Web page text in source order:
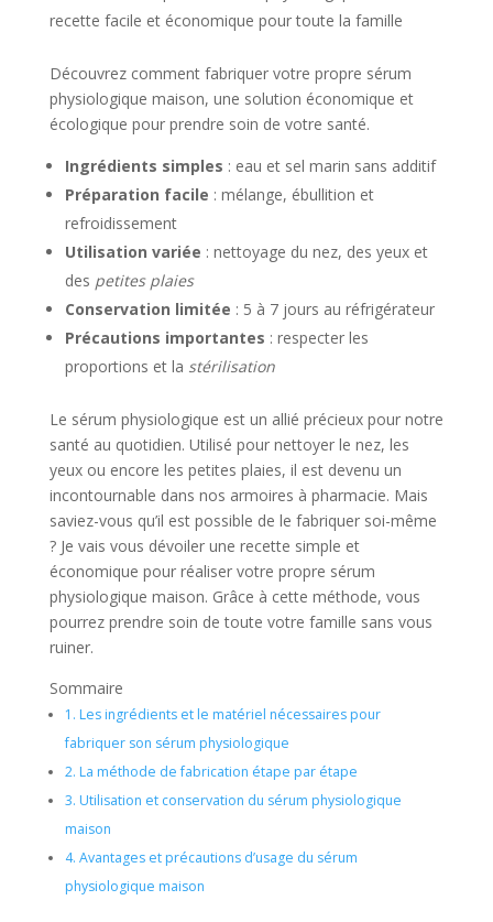
recette facile et économique pour toute la famille
Découvrez comment fabriquer votre propre sérum
physiologique maison, une solution économique et
écologique pour prendre soin de votre santé.
Ingrédients simples : eau et sel marin sans additif
Préparation facile : mélange, ébullition et
refroidissement
Utilisation variée : nettoyage du nez, des yeux et
des petites plaies
Conservation limitée : 5 à 7 jours au réfrigérateur
Précautions importantes : respecter les
proportions et la stérilisation
Le sérum physiologique est un allié précieux pour notre
santé au quotidien. Utilisé pour nettoyer le nez, les
yeux ou encore les petites plaies, il est devenu un
incontournable dans nos armoires à pharmacie. Mais
saviez-vous qu’il est possible de le fabriquer soi-même
? Je vais vous dévoiler une recette simple et
économique pour réaliser votre propre sérum
physiologique maison. Grâce à cette méthode, vous
pourrez prendre soin de toute votre famille sans vous
ruiner.
Sommaire
1. Les ingrédients et le matériel nécessaires pour
fabriquer son sérum physiologique
2. La méthode de fabrication étape par étape
3. Utilisation et conservation du sérum physiologique
maison
4. Avantages et précautions d’usage du sérum
physiologique maison